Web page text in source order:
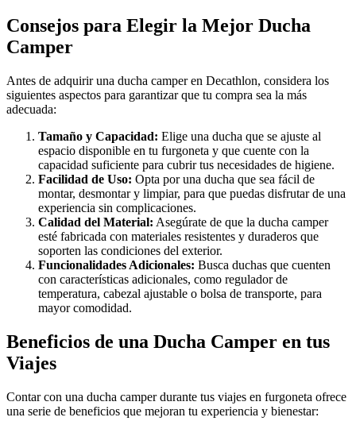
Consejos para Elegir la Mejor Ducha
Camper
Antes de adquirir una ducha camper en Decathlon, considera los
siguientes aspectos para garantizar que tu compra sea la más
adecuada:
Tamaño y Capacidad: Elige una ducha que se ajuste al
espacio disponible en tu furgoneta y que cuente con la
capacidad suficiente para cubrir tus necesidades de higiene.
Facilidad de Uso: Opta por una ducha que sea fácil de
montar, desmontar y limpiar, para que puedas disfrutar de una
experiencia sin complicaciones.
Calidad del Material: Asegúrate de que la ducha camper
esté fabricada con materiales resistentes y duraderos que
soporten las condiciones del exterior.
Funcionalidades Adicionales: Busca duchas que cuenten
con características adicionales, como regulador de
temperatura, cabezal ajustable o bolsa de transporte, para
mayor comodidad.
Beneficios de una Ducha Camper en tus
Viajes
Contar con una ducha camper durante tus viajes en furgoneta ofrece
una serie de beneficios que mejoran tu experiencia y bienestar: